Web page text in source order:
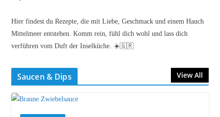
Hier findest du Rezepte, die mit Liebe, Geschmack und einem Hauch
Mittelmeer entstehen. Komm rein, fühl dich wohl und lass dich
verführen vom Duft der Inselküche. ☀️🇬🇷
Saucen & Dips View All